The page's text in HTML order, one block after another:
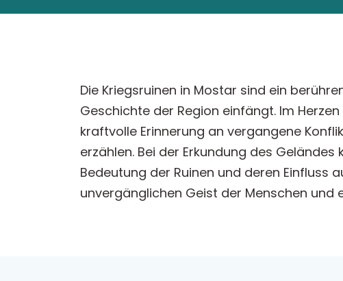
Die Kriegsruinen in Mostar sind ein
Geschichte der Region einfängt. Im
kraftvolle Erinnerung an vergangene
erzählen. Bei der Erkundung des
Bedeutung der Ruinen und deren Einfluss
unvergänglichen Geist der Menschen